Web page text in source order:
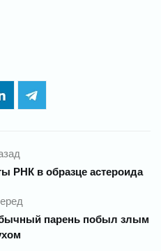
РНК в образце астероида
парень побыл злым